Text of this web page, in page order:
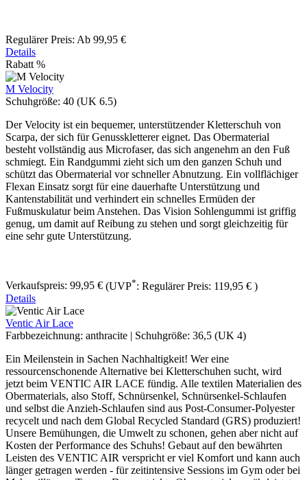
Regulärer Preis: Ab 99,95 €
Details
Rabatt %
M Velocity
Schuhgröße: 40 (UK 6.5)
Der Velocity ist ein bequemer, unterstützender Kletterschuh von
Scarpa, der sich für Genusskletterer eignet. Das Obermaterial
besteht vollständig aus Microfaser, das sich angenehm an den Fuß
schmiegt. Ein Randgummi zieht sich um den ganzen Schuh und
schützt das Obermaterial vor schneller Abnutzung. Ein vollflächiger
Flexan Einsatz sorgt für eine dauerhafte Unterstützung und
Kantenstabilität und verhindert ein schnelles Ermüden der
Fußmuskulatur beim Anstehen. Das Vision Sohlengummi ist griffig
genug, um damit auf Reibung zu stehen und sorgt gleichzeitig für
eine sehr gute Unterstützung.
Verkaufspreis: 99,95 € (UVP*: Regulärer Preis: 119,95 € )
Details
Ventic Air Lace
Farbbezeichnung: anthracite | Schuhgröße: 36,5 (UK 4)
Ein Meilenstein in Sachen Nachhaltigkeit! Wer eine
ressourcenschonende Alternative bei Kletterschuhen sucht, wird
jetzt beim VENTIC AIR LACE fündig. Alle textilen Materialien des
Obermaterials, also Stoff, Schnürsenkel, Schnürsenkel-Schlaufen
und selbst die Anzieh-Schlaufen sind aus Post-Consumer-Polyester
recycelt und nach dem Global Recycled Standard (GRS) produziert!
Unsere Bemühungen, die Umwelt zu schonen, gehen aber nicht auf
Kosten der Performance des Schuhs! Gebaut auf den bewährten
Leisten des VENTIC AIR verspricht er viel Komfort und kann auch
länger getragen werden - für zeitintensive Sessions im Gym oder bei